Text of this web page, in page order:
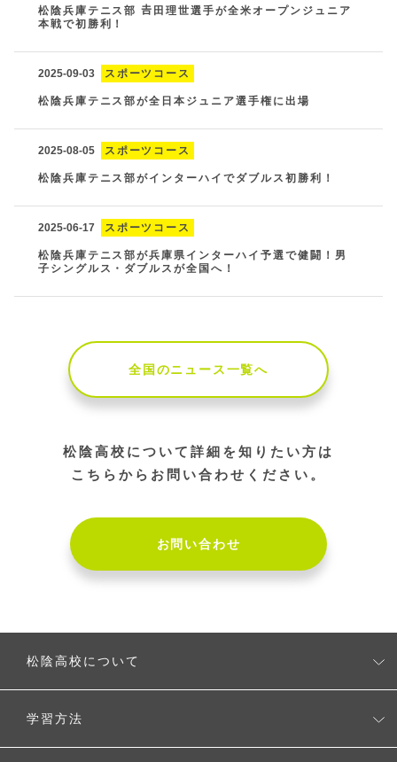
松陰兵庫テニス部 𠮷田理世選手が全米オープンジュニア
本戦で初勝利！
2025-09-03 スポーツコース
松陰兵庫テニス部が全日本ジュニア選手権に出場
2025-08-05 スポーツコース
松陰兵庫テニス部がインターハイでダブルス初勝利！
2025-06-17 スポーツコース
松陰兵庫テニス部が兵庫県インターハイ予選で健闘！男
子シングルス・ダブルスが全国へ！
全国のニュース一覧へ
松陰高校について詳細を知りたい方は
こちらからお問い合わせください。
お問い合わせ
松陰高校について
学習方法